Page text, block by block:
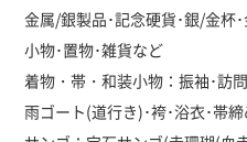
金属/銀製品･記念硬貨･銀/金杯･
小物･置物･雑貨など
着物・帯・和装小物：振袖･訪
雨ゴート(道行き)･袴･浴衣･帯